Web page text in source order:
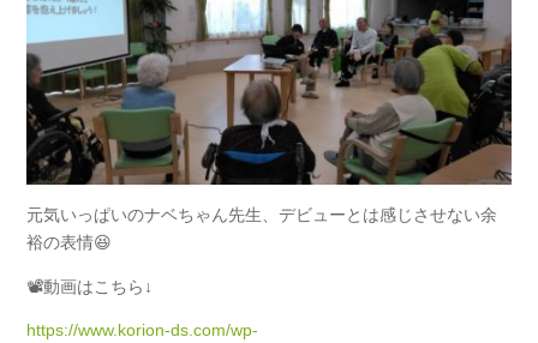
元気いっぱいのナベちゃん先生、デビューとは感じさせない余
裕の表情😆
📽動画はこちら↓
https://www.korion-ds.com/wp-